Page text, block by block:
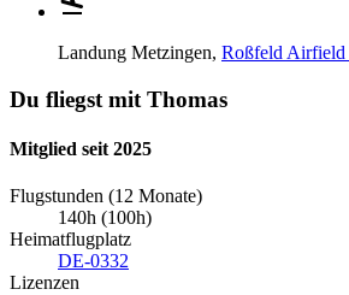
Landung Metzingen, Roßfeld Airfield
Du fliegst mit Thomas
Mitglied seit 2025
Flugstunden (12 Monate)
140h (100h)
Heimatflugplatz
DE-0332
Lizenzen